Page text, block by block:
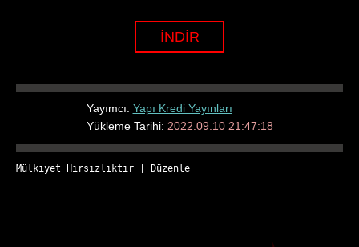
İNDİR
Yayımcı: Yapı Kredi Yayınları
Yükleme Tarihi: 2022.09.10 21:47:18
Mülkiyet Hırsızlıktır Düzenle